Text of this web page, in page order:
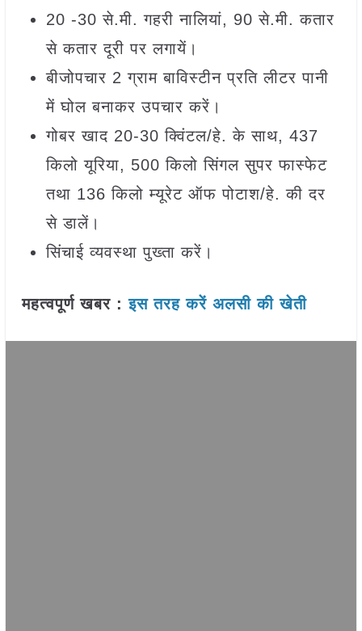
20 -30 से.मी. गहरी नालियां, 90 से.मी. कतार
से कतार दूरी पर लगायें।
बीजोपचार 2 ग्राम बाविस्टीन प्रति लीटर पानी
में घोल बनाकर उपचार करें।
गोबर खाद 20-30 क्विंटल/हे. के साथ, 437
किलो यूरिया, 500 किलो सिंगल सुपर फास्फेट
तथा 136 किलो म्यूरेट ऑफ पोटाश/हे. की दर
से डालें।
सिंचाई व्यवस्था पुख्ता करें।
महत्वपूर्ण खबर :इस तरह करें अलसी की खेती